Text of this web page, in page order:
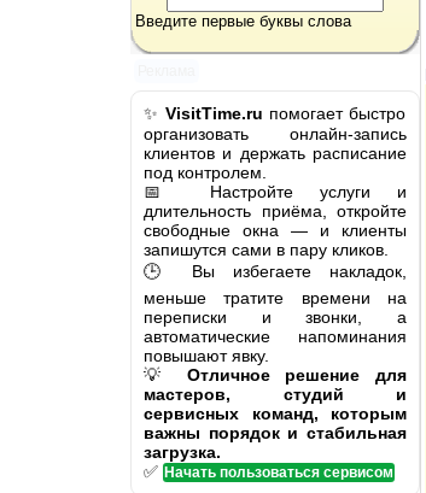
Введите первые буквы слова
✨ VisitTime.ru помогает быстро
организовать онлайн-запись
клиентов и держать расписание
под контролем.
📅 Настройте услуги и
длительность приёма, откройте
свободные окна — и клиенты
запишутся сами в пару кликов.
🕒 Вы избегаете накладок,
меньше тратите времени на
переписки и звонки, а
автоматические напоминания
повышают явку.
💡 Отличное решение для
мастеров, студий и
сервисных команд, которым
важны порядок и стабильная
загрузка.
✅ Начать пользоваться сервисом